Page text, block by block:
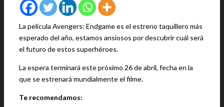
La película Avengers: Endgame es el estreno taquillero más
esperado del año, estamos ansiosos por descubrir cuál será
el futuro de estos superhéroes.
La espera terminará este próximo 26 de abril, fecha en la
que se estrenará mundialmente el filme.
Te recomendamos: